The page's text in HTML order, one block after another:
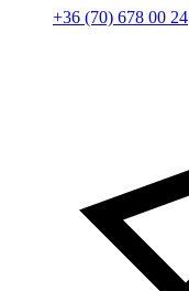
+36 (70) 678 00 24